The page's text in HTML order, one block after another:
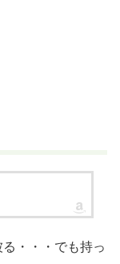
・・・でも持っ